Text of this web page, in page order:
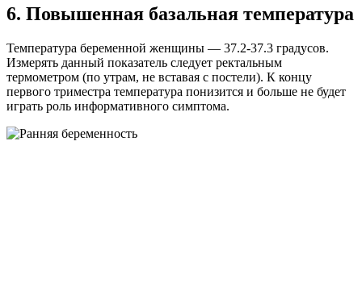
6. Повышенная базальная температура
Температура беременной женщины — 37.2-37.3 градусов.
Измерять данный показатель следует ректальным
термометром (по утрам, не вставая с постели). К концу
первого триместра температура понизится и больше не будет
играть роль информативного симптома.